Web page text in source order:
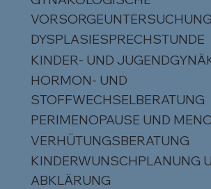
DYSPLASIESPRECHSTUNDE
KINDER- UND
HORMON- UND
STOFFWECHSELBERATUNG
PERIMENOPAUSE UND
VERHÜTUNGSBERATUNG
KINDERWUNSCHPLANUNG
ABKLÄRUNG